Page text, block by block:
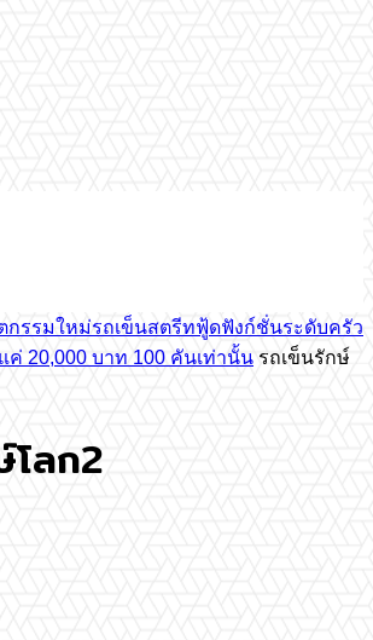
กรรมใหม่รถเข็นสตรีทฟู้ดฟังก์ชั่นระดับครัว
ค่ 20,000 บาท 100 คันเท่านั้น รถเข็นรักษ์
โลก2